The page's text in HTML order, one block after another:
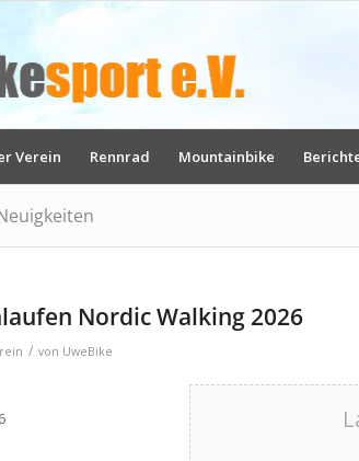
Verein Rennrad Mountainbike
Nordic Walking 2026
/ von UweBike